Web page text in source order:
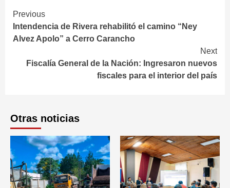
Continue
Reading
Previous
Intendencia de Rivera rehabilitó el camino “Ney
Alvez Apolo” a Cerro Carancho
Next
Fiscalía General de la Nación: Ingresaron nuevos
fiscales para el interior del país
Otras noticias